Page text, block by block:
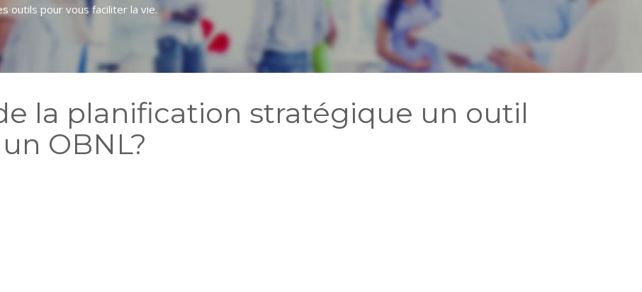
outils pour vous faciliter la vie.
la planification stratégique un outil
OBNL?